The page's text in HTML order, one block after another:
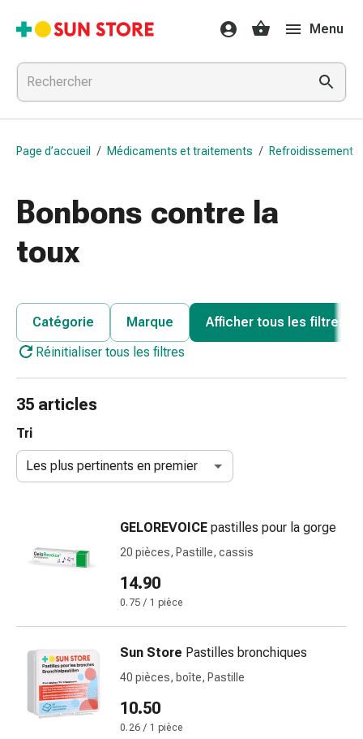
Médicaments
et
traitements
Refroidissement
et
grippe
contre
Mal
refroidissement
Toux
Inhalateurs
Mouchoirs
Rhume
de
la
Bandes
élastiques
Compresses
Pansements
pour
Menu
Page d’accueil / Médicaments et traitements / Refroidissement
Bonbons contre la
toux
Catégorie Marque
Afficher tous les filtres
Réinitialiser tous les filtres
35 articles
Tri
Les plus pertinents en premier
GELOREVOICE pastilles pour la gorge
20 pièces, Pastille, cassis
14.90
0.75 / 1 pièce
Sun Store Pastilles bronchiques
40 pièces, boîte, Pastille
10.50
0.26 / 1 pièce